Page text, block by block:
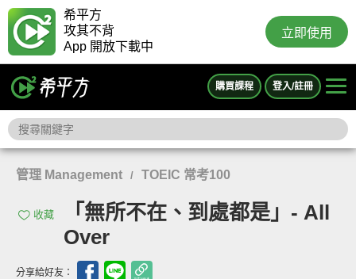
希平方
攻其不背
App 開放下載中
立即使用
購買課程 登入/註冊
管理 Management / TOEIC 常考100
收藏
「無所不在、到處都是」- All
Over
分享給好友：